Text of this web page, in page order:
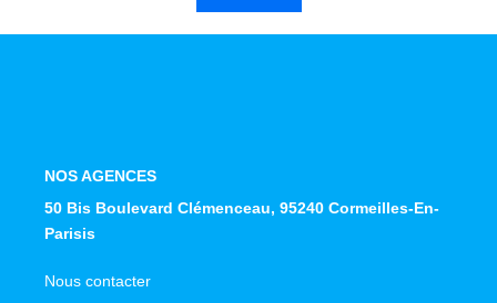
NOS AGENCES
50 Bis Boulevard Clémenceau, 95240 Cormeilles-En-
Parisis
Nous contacter